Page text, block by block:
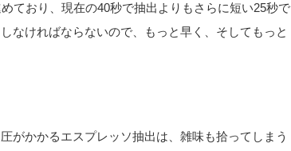
ており、現在の40秒で抽出よりもさらに短い25秒で
なければならないので、もっと早く、そしてもっと
がかかるエスプレッソ抽出は、雑味も拾ってしまう